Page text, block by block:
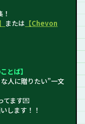
または 【Chevon
とば】
人に贈りたい”一文
てます💌
します！！